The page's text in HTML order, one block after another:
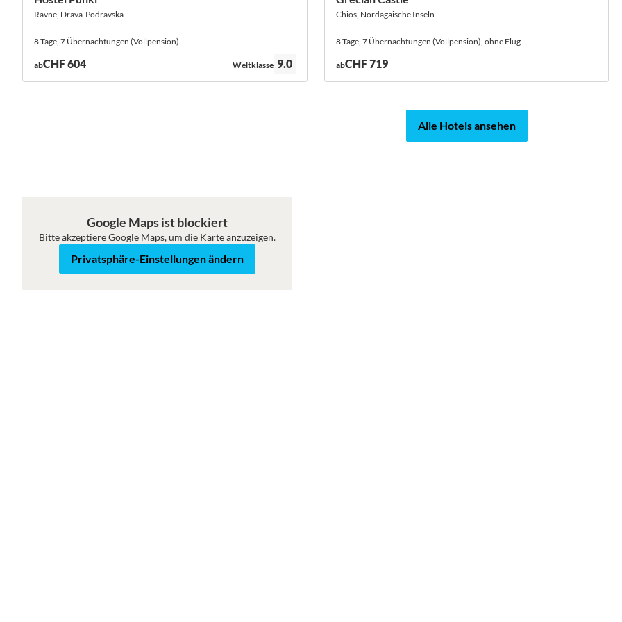
Ravne, Drava-Podravska
8 Tage, 7 Übernachtungen (Vollpension)
abCHF 604 Bewertung:
Weltklasse 9.0
Chios, Nordägäische Inseln
8 Tage, 7 Übernachtungen (Vollpension), ohne Flug
abCHF 719
Alle Hotels ansehen
Roadmap Satellit
Google Maps ist blockiert
Bitte akzeptiere Google Maps, um die Karte anzuzeigen.
Privatsphäre-Einstellungen ändern